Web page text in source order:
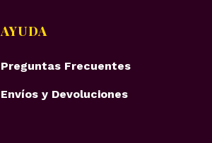
AYUDA
Preguntas Frecuentes
Envíos y Devoluciones